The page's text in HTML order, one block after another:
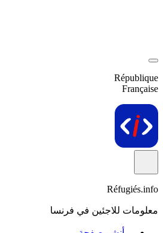
République
Française
Réfugiés.info
معلومات للاجئين في فرنسا